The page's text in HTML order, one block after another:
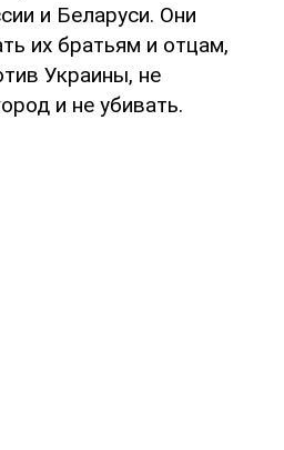
и Беларуси. Они
их братьям и отцам,
Украины, не
и не убивать.